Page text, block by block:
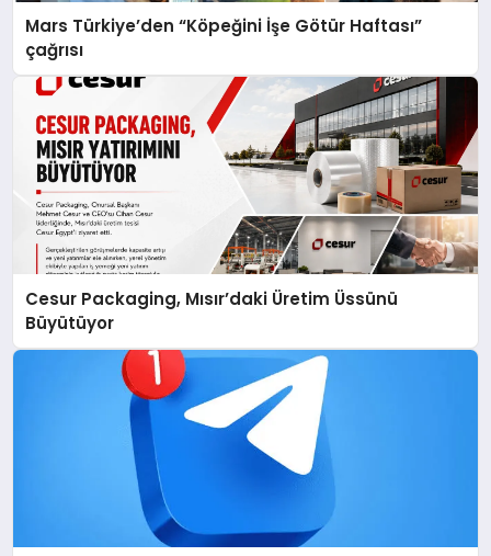
Mars Türkiye’den “Köpeğini İşe Götür Haftası”
çağrısı
Cesur Packaging, Mısır’daki Üretim Üssünü
Büyütüyor